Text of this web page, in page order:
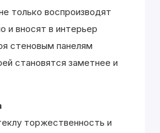
только воспроизводят
и вносят в интерьер
стеновым панелям
становятся заметнее и
торжественность и